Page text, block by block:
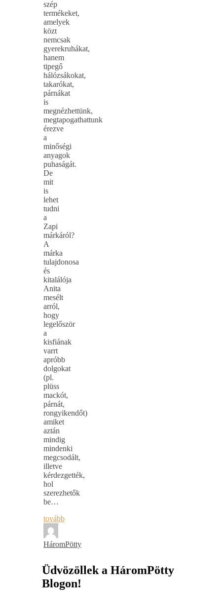
szép
termékeket,
amelyek
közt
nemcsak
gyerekruhákat,
hanem
tipegő
hálózsákokat,
takarókat,
párnákat
is
megnézhettünk,
megtapogathattunk
érezve
a
minőségi
anyagok
puhaságát.
De
mit
is
lehet
tudni
a
Zapi
márkáról?
A
márka
tulajdonosa
és
kitalálója
Anita
mesélt
arról,
hogy
legelőször
a
kisfiának
varrt
apróbb
dolgokat
(pl.
plüss
mackót,
párnát,
rongyikendőt)
amiket
aztán
mindig
mindenki
megcsodált,
illetve
kérdezgették,
hol
szerezhetők
be…
tovább
HáromPötty
Üdvözöllek a HáromPötty
Blogon!